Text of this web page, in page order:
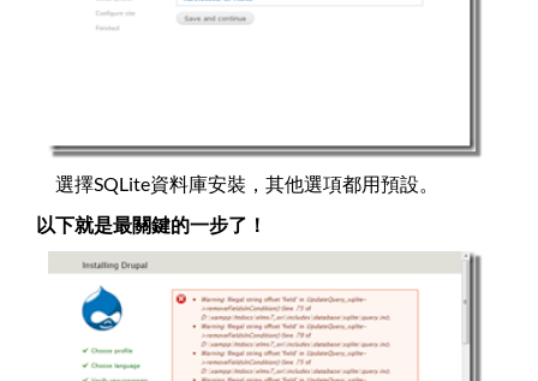
選擇SQLite資料庫安裝，其他選項都用預設。
以下就是最關鍵的一步了！